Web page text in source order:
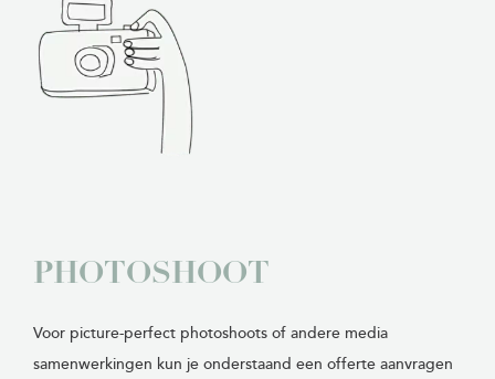
PHOTOSHOOT
Voor picture-perfect photoshoots of andere media
samenwerkingen kun je onderstaand een offerte aanvragen